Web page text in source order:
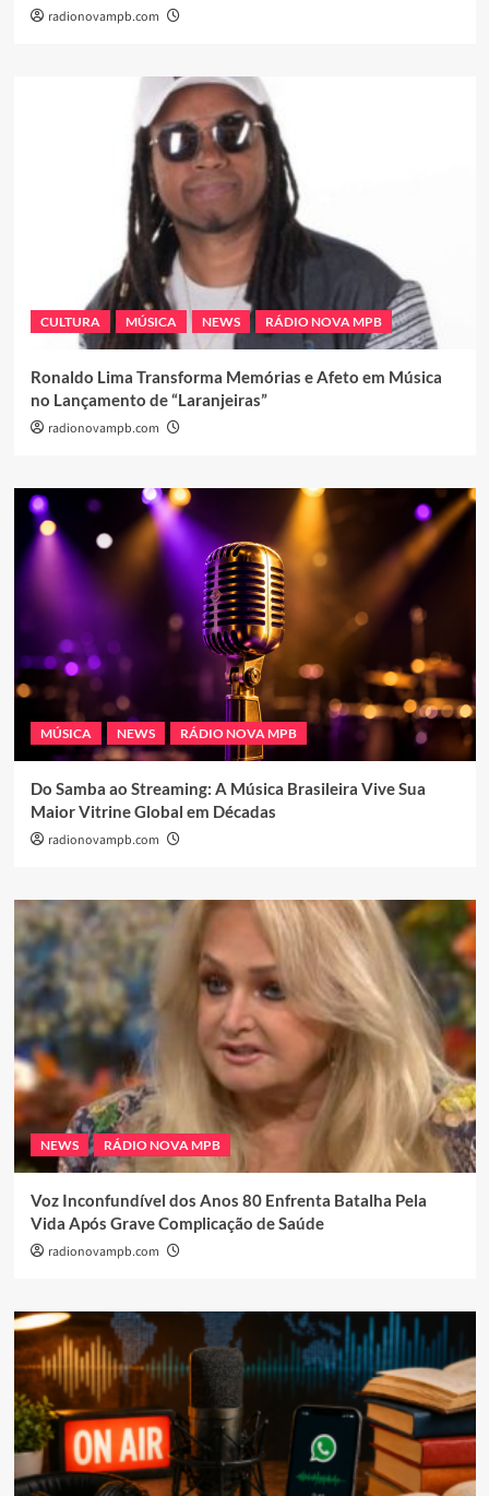
radionovampb.com
CULTURA MÚSICA NEWS RÁDIO NOVA MPB
Ronaldo Lima Transforma Memórias e Afeto em Música
no Lançamento de “Laranjeiras”
radionovampb.com
MÚSICA NEWS RÁDIO NOVA MPB
Do Samba ao Streaming: A Música Brasileira Vive Sua
Maior Vitrine Global em Décadas
radionovampb.com
NEWS RÁDIO NOVA MPB
Voz Inconfundível dos Anos 80 Enfrenta Batalha Pela
Vida Após Grave Complicação de Saúde
radionovampb.com